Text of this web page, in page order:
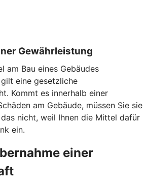
Gewährleistung
am Bau eines Gebäudes
eine gesetzliche
Kommt es innerhalb einer
am Gebäude, müssen Sie sie
das nicht, weil Ihnen die Mittel dafür
ein.
einer